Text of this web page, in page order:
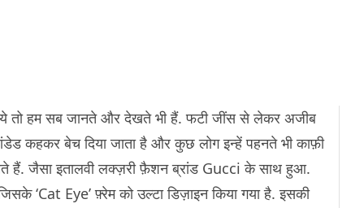
तो हम सब जानते और देखते भी हैं. फटी जींस से लेकर अजीब
कहकर बेच दिया जाता है और कुछ लोग इन्हें पहनते भी काफ़ी
हैं. जैसा इतालवी लक्ज़री फ़ैशन ब्रांड Gucci के साथ हुआ.
‘Cat Eye’ फ़्रेम को उल्टा डिज़ाइन किया गया है. इसकी